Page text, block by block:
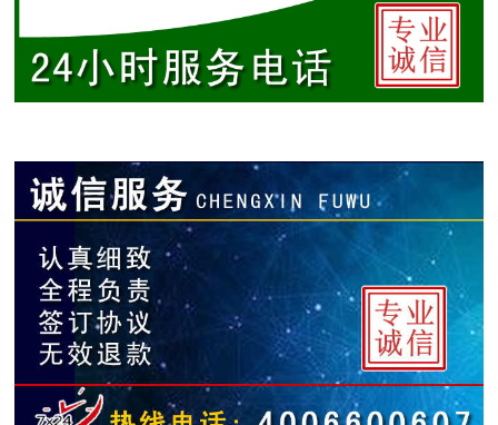
涟水白蚁防治
金湖白蚁防治
杭州白蚁防治
建德白蚁防治
桐庐白蚁防治
淳安白蚁防治
宁波白蚁防治